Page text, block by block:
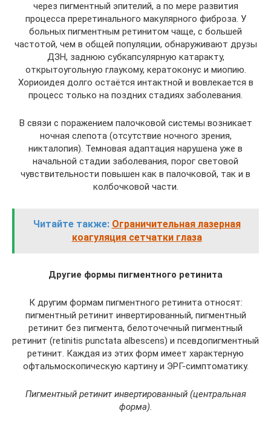
через пигментный эпителий, а по мере развития
процесса преретинального макулярного фиброза. У
больных пигментным ретинитом чаще, с большей
частотой, чем в общей популяции, обнаруживают друзы
ДЗН, заднюю субкапсулярную катаракту,
открытоугольную глаукому, кератоконус и миопию.
Хориоидея долго остаётся интактной и вовлекается в
процесс только на поздних стадиях заболевания.
В связи с поражением палочковой системы возникает
ночная слепота (отсутствие ночного зрения,
никталопия). Темновая адаптация нарушена уже в
начальной стадии заболевания, порог световой
чувствительности повышен как в палочковой, так и в
колбочковой части.
Читайте также: Ограничительная лазерная
коагуляция сетчатки глаза
Другие формы пигментного ретинита
К другим формам пигментного ретинита относят:
пигментный ретинит инвертированный, пигментный
ретинит без пигмента, белоточечный пигментный
ретинит (retinitis punctata albescens) и псевдопигментный
ретинит. Каждая из этих форм имеет характерную
офтальмоскопическую картину и ЭРГ-симптоматику.
Пигментный ретинит инвертированный (центральная
форма).